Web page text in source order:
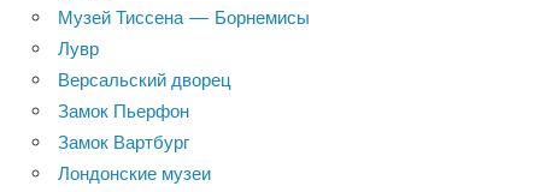
Музей Тиссена — Борнемисы
Лувр
Версальский дворец
Замок Пьерфон
Замок Вартбург
Лондонские музеи